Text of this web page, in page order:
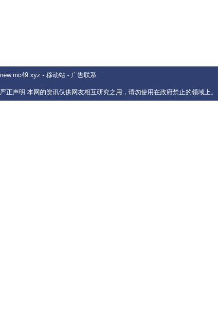
new.mc49.xyz - 移动站 - 广告联系
严正声明:本网的资讯仅供网友相互研究之用，请勿使用在政府禁止的领域上。